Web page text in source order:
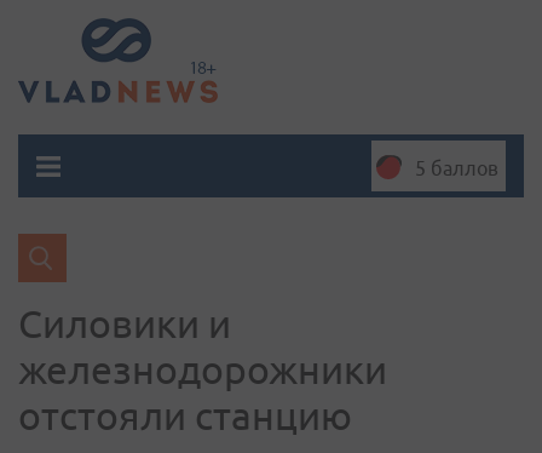
5 баллов
Силовики и
железнодорожники
отстояли станцию